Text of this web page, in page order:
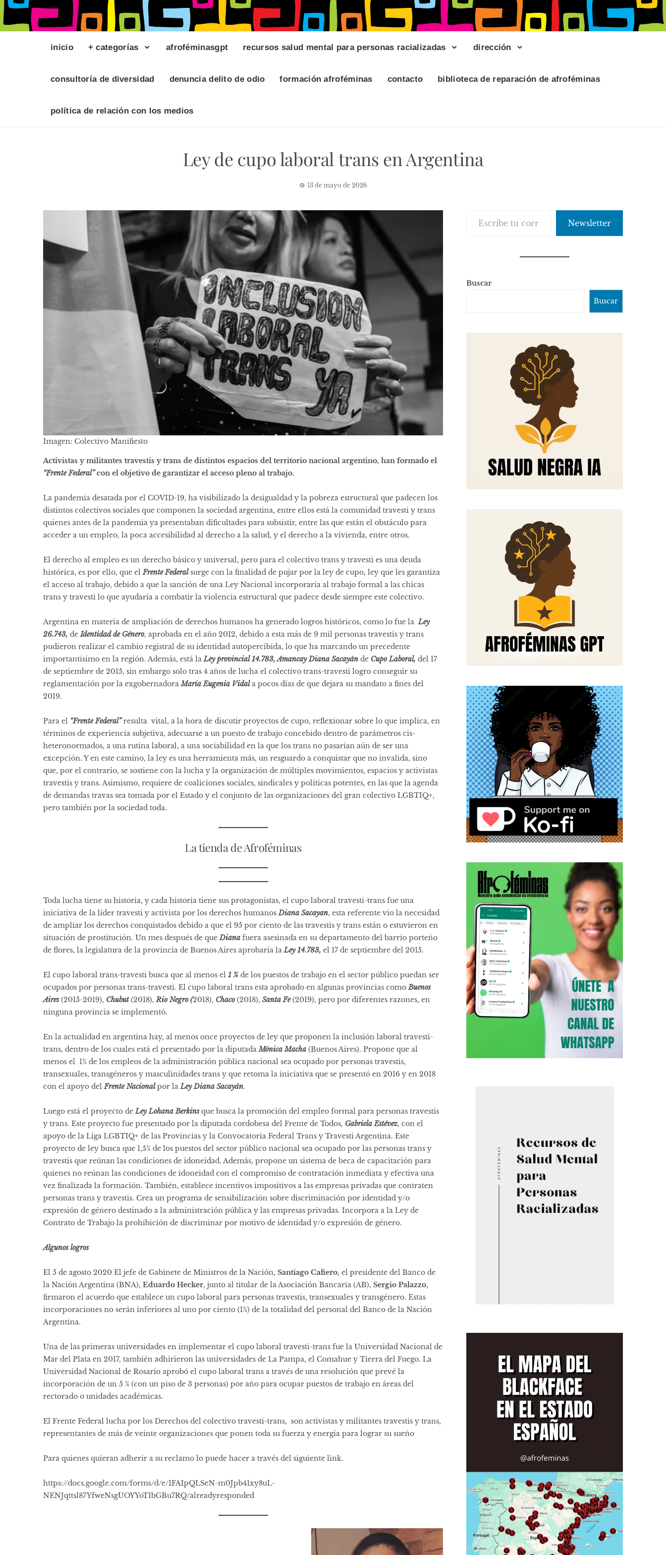
inicio + categorías afroféminasgpt recursos salud mental para personas racializadas dirección
consultoría de diversidad denuncia delito de odio formación afroféminas contacto biblioteca de reparación de afroféminas
política de relación con los medios
Ley de cupo laboral trans en Argentina
13 de mayo de 2026
Imagen: Colectivo Manifiesto
Activistas y militantes travestis y trans de distintos espacios del territorio nacional argentino, han formado el
“Frente Federal”con el objetivo de garantizar el acceso pleno al trabajo.
La pandemia desatada por el COVID-19, ha visibilizado la desigualdad y la pobreza estructural que padecen los
distintos colectivos sociales que componen la sociedad argentina, entre ellos está la comunidad travesti y trans
quienes antes de la pandemia ya presentaban dificultades para subsistir, entre las que están el obstáculo para
acceder a un empleo, la poca accesibilidad al derecho a la salud, y el derecho a la vivienda, entre otros.
El derecho al empleo es un derecho básico y universal, pero para el colectivo trans y travesti es una deuda
histórica, es por ello, que elFrente Federalsurge con la finalidad de pujar por la ley de cupo, ley que les garantiza
el acceso al trabajo, debido a que la sanción de una Ley Nacional incorporaría al trabajo formal a las chicas
trans y travesti lo que ayudaría a combatir la violencia estructural que padece desde siempre este colectivo.
Argentina en materia de ampliación de derechos humanos ha generado logros históricos, como lo fue laLey
26.743, deIdentidad de Género, aprobada en el año 2012, debido a esta más de 9 mil personas travestis y trans
pudieron realizar el cambio registral de su identidad autopercibida, lo que ha marcando un precedente
importantísimo en la región. Además, está laLey provincial 14.783, Amancay Diana Sacayán de Cupo Laboral, del 17
de septiembre de 2015, sin embargo solo tras 4 años de lucha el colectivo trans-travesti logro conseguir su
reglamentación por la exgobernadoraMaría Eugenia Vidala pocos días de que dejara su mandato a fines del
2019.
Para el “Frente Federal”resulta vital, a la hora de discutir proyectos de cupo, reflexionar sobre lo que implica, en
términos de experiencia subjetiva, adecuarse a un puesto de trabajo concebido dentro de parámetros cis-
heteronormados, a una rutina laboral, a una sociabilidad en la que los trans no pasarían aún de ser una
excepción. Y en este camino, la ley es una herramienta más, un resguardo a conquistar que no invalida, sino
que, por el contrario, se sostiene con la lucha y la organización de múltiples movimientos, espacios y activistas
travestis y trans. Asimismo, requiere de coaliciones sociales, sindicales y políticas potentes, en las que la agenda
de demandas travas sea tomada por el Estado y el conjunto de las organizaciones del gran colectivo LGBTIQ+,
pero también por la sociedad toda.
La tienda de Afroféminas
Toda lucha tiene su historia, y cada historia tiene sus protagonistas, el cupo laboral travesti-trans fue una
iniciativa de la líder travesti y activista por los derechos humanosDiana Sacayan, esta referente vio la necesidad
de ampliar los derechos conquistados debido a que el 95 por ciento de las travestis y trans están o estuvieron en
situación de prostitución. Un mes después de queDiana fuera asesinada en su departamento del barrio porteño
de flores, la legislatura de la provincia de Buenos Aires aprobaría laLey 14.783, el 17 de septiembre del 2015.
El cupo laboral trans-travesti busca que al menos el 1 % de los puestos de trabajo en el sector público puedan ser
ocupados por personas trans-travesti. El cupo laboral trans esta aprobado en algunas provincias comoBuenos
Aires(2015-2019), Chubut(2018),Rio Negro (2018), Chaco(2018), Santa Fe(2019), pero por diferentes razones, en
ninguna provincia se implementó.
En la actualidad en argentina hay, al menos once proyectos de ley que proponen la inclusión laboral travesti-
trans, dentro de los cuales está el presentado por la diputadaMónica Macha (Buenos Aires). Propone que al
menos el 1% de los empleos de la administración pública nacional sea ocupado por personas travestis,
transexuales, transgéneros y masculinidades trans y que retoma la iniciativa que se presentó en 2016 y en 2018
con el apoyo delFrente Nacionalpor laLey Diana Sacayán.
Luego está el proyecto deLey Lohana Berkinsque busca la promoción del empleo formal para personas travestis
y trans. Este proyecto fue presentado por la diputada cordobesa del Frente de Todos, Gabriela Estévez, con el
apoyo de la Liga LGBTIQ+ de las Provincias y la Convocatoria Federal Trans y Travesti Argentina. Este
proyecto de ley busca que 1,5% de los puestos del sector público nacional sea ocupado por las personas trans y
travestis que reúnan las condiciones de idoneidad. Además, propone un sistema de beca de capacitación para
quienes no reúnan las condiciones de idoneidad con el compromiso de contratación inmediata y efectiva una
vez finalizada la formación. También, establece incentivos impositivos a las empresas privadas que contraten
personas trans y travestis. Crea un programa de sensibilización sobre discriminación por identidad y/o
expresión de género destinado a la administración pública y las empresas privadas. Incorpora a la Ley de
Contrato de Trabajo la prohibición de discriminar por motivo de identidad y/o expresión de género.
Algunos logros
El 5 de agosto 2020 El jefe de Gabinete de Ministros de la Nación, Santiago Cafiero, el presidente del Banco de
la Nación Argentina (BNA), Eduardo Hecker, junto al titular de la Asociación Bancaria (AB), Sergio Palazzo,
firmaron el acuerdo que establece un cupo laboral para personas travestis, transexuales y transgénero. Estas
incorporaciones no serán inferiores al uno por ciento (1%) de la totalidad del personal del Banco de la Nación
Argentina.
Una de las primeras universidades en implementar el cupo laboral travesti-trans fue la Universidad Nacional de
Mar del Plata en 2017, también adhirieron las universidades de La Pampa, el Comahue y Tierra del Fuego. La
Universidad Nacional de Rosario aprobó el cupo laboral trans a través de una resolución que prevé la
incorporación de un 5 % (con un piso de 3 personas) por año para ocupar puestos de trabajo en áreas del
rectorado o unidades académicas.
El Frente Federal lucha por los Derechos del colectivo travesti-trans, son activistas y militantes travestis y trans,
representantes de más de veinte organizaciones que ponen toda su fuerza y energía para lograr su sueño
Para quienes quieran adherir a su reclamo lo puede hacer a través del siguiente link.
https://docs.google.com/forms/d/e/1FAIpQLSeN-m0Jpb41xy8uL-
NENJqttsl87YfweNsgUOYYoT1bGBu7RQ/alreadyresponded
Newsletter
Buscar
Buscar